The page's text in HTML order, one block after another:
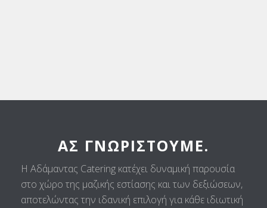
ΑΣ ΓΝΩΡΙΣΤΟΎΜΕ.
Η Αδάμαντας Catering κατέχει δυναμική παρουσία
στο χώρο της μαζικής εστίασης και των δεξιώσεων,
αποτελώντας την ιδανική επιλογή για κάθε ιδιωτική